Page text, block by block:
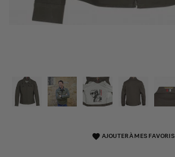
favorite AJOUTER À MES FAVORIS